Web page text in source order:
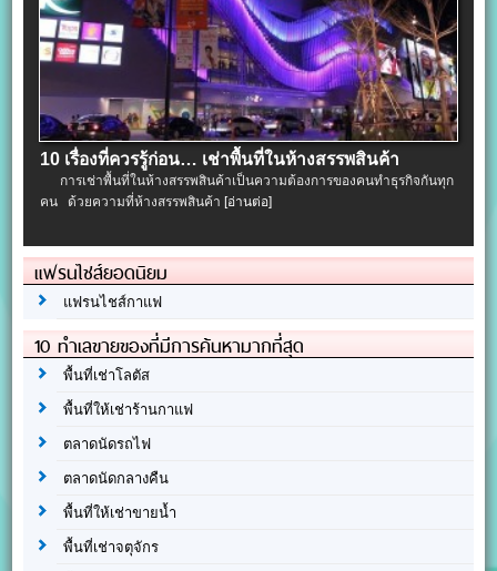
10 เรื่องที่ควรรู้ก่อน… เช่าพื้นที่ในห้างสรรพสินค้า
การเช่าพื้นที่ในห้างสรรพสินค้าเป็นความต้องการของคนทำธุรกิจกันทุก
คน ด้วยความที่ห้างสรรพสินค้า[อ่านต่อ]
แฟรนไชส์ยอดนิยม
แฟรนไชส์กาแฟ
10 ทำเลขายของที่มีการค้นหามากที่สุด
พื้นที่เช่าโลตัส
พื้นที่ให้เช่าร้านกาแฟ
ตลาดนัดรถไฟ
ตลาดนัดกลางคืน
พื้นที่ให้เช่าขายน้ำ
พื้นที่เช่าจตุจักร